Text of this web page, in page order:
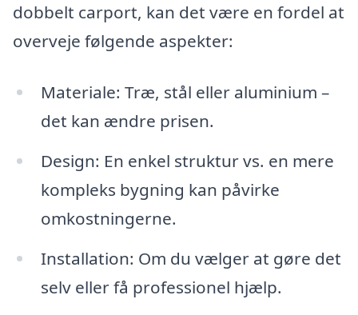
dobbelt carport, kan det være en fordel at
overveje følgende aspekter:
Materiale: Træ, stål eller aluminium –
det kan ændre prisen.
Design: En enkel struktur vs. en mere
kompleks bygning kan påvirke
omkostningerne.
Installation: Om du vælger at gøre det
selv eller få professionel hjælp.